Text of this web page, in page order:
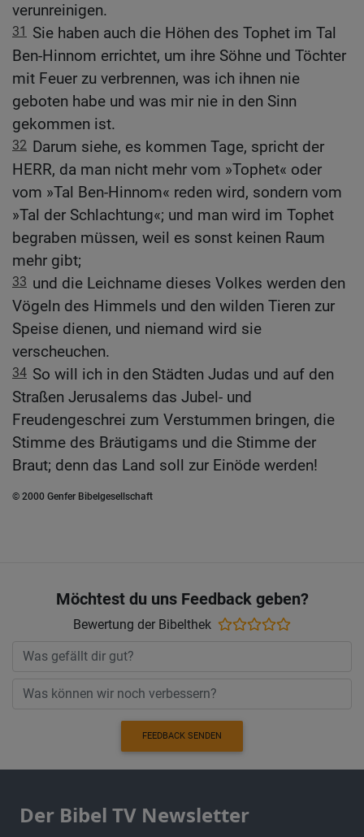
verunreinigen.
31
Sie haben auch die Höhen des Tophet im Tal
Ben-Hinnom errichtet, um ihre Söhne und Töchter
mit Feuer zu verbrennen, was ich ihnen nie
geboten habe und was mir nie in den Sinn
gekommen ist.
32 Darum siehe, es kommen Tage, spricht der
HERR, da man nicht mehr vom »Tophet« oder
vom »Tal Ben-Hinnom« reden wird, sondern vom
»Tal der Schlachtung«; und man wird im Tophet
begraben müssen, weil es sonst keinen Raum
mehr gibt;
33 und die Leichname dieses Volkes werden den
Vögeln des Himmels und den wilden Tieren zur
Speise dienen, und niemand wird sie
verscheuchen.
34 So will ich in den Städten Judas und auf den
Straßen Jerusalems das Jubel- und
Freudengeschrei zum Verstummen bringen, die
Stimme des Bräutigams und die Stimme der
Braut; denn das Land soll zur Einöde werden!
© 2000 Genfer Bibelgesellschaft
Möchtest du uns Feedback geben?
Bewertung der Bibelthek
FEEDBACK SENDEN
Der Bibel TV Newsletter